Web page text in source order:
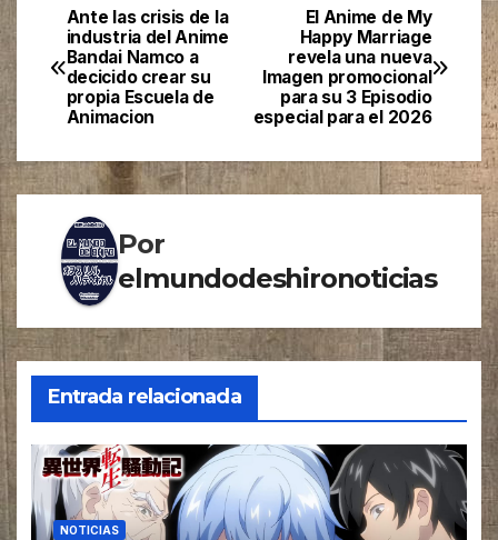
Navegación
de
entradas
El Anime de My
Happy Marriage
revela una nueva
Imagen promocional
para su 3 Episodio
especial para el 2026
Ante las crisis de la
industria del Anime
Bandai Namco a
decicido crear su
propia Escuela de
Animacion
Por
elmundodeshironoticias
Entrada relacionada
NOTICIAS